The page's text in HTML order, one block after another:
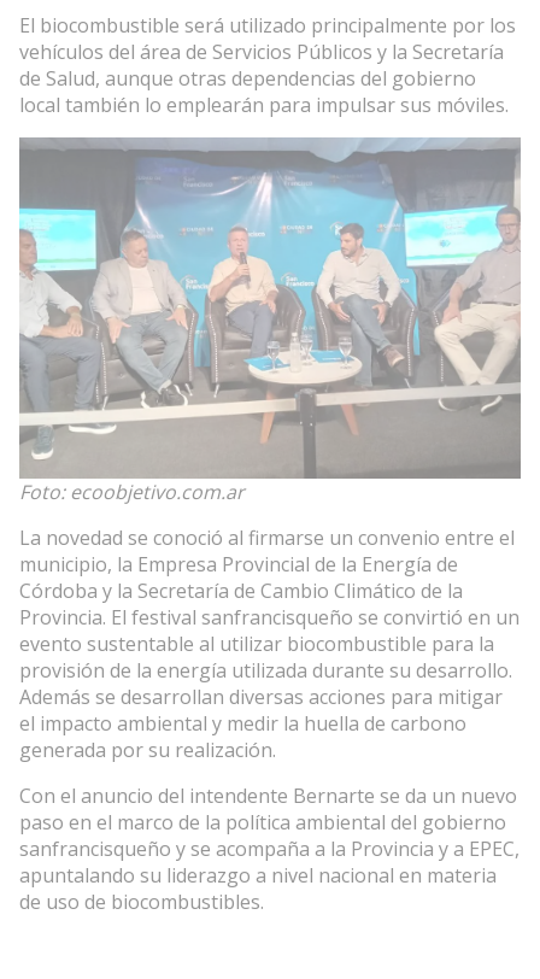
El biocombustible será utilizado principalmente por los
vehículos del área de Servicios Públicos y la Secretaría
de Salud, aunque otras dependencias del gobierno
local también lo emplearán para impulsar sus móviles.
Foto: ecoobjetivo.com.ar
La novedad se conoció al firmarse un convenio entre el
municipio, la Empresa Provincial de la Energía de
Córdoba y la Secretaría de Cambio Climático de la
Provincia. El festival sanfrancisqueño se convirtió en un
evento sustentable al utilizar biocombustible para la
provisión de la energía utilizada durante su desarrollo.
Además se desarrollan diversas acciones para mitigar
el impacto ambiental y medir la huella de carbono
generada por su realización.
Con el anuncio del intendente Bernarte se da un nuevo
paso en el marco de la política ambiental del gobierno
sanfrancisqueño y se acompaña a la Provincia y a EPEC,
apuntalando su liderazgo a nivel nacional en materia
de uso de biocombustibles.